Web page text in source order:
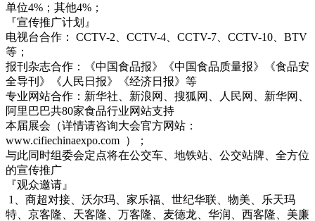
单位4%；其他4%；
『宣传推广计划』
电视台合作： CCTV-2、CCTV-4、CCTV-7、CCTV-10、BTV
等；
报刊杂志合作：《中国食品报》《中国食品质量报》《食品安
全导刊》《人民日报》《经济日报》等
专业网站合作：新华社、新浪网、搜狐网、人民网、新华网、
阿里巴巴共80家食品行业网站支持
本届展会（详情请咨询大会官方网站：
www.cifiechinaexpo.com ）；
与此同时组委会定点将在公交车、地铁站、公交站牌、全方位
的宣传推广
『观众邀请』
1、商超对接、沃尔玛、家乐福、世纪华联、物美、乐天玛
特、京客隆、天客隆、万客隆、麦德龙、华润、西客隆、美廉